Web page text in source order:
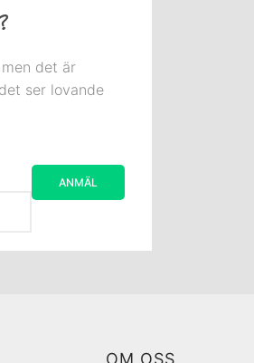
det är
ser lovande
OM OSS